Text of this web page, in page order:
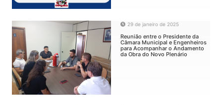
29 de janeiro de 2025
Reunião entre o Presidente da
Câmara Municipal e Engenheiros
para Acompanhar o Andamento
da Obra do Novo Plenário